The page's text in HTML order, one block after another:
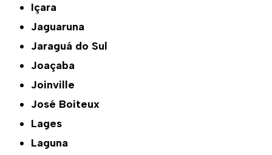
Içara
Jaguaruna
Jaraguá do Sul
Joaçaba
Joinville
José Boiteux
Lages
Laguna